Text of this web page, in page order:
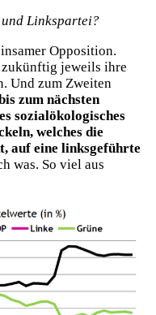
Linkspartei?
Opposition.
zukünftig jeweils ihre
Und zum Zweiten
zum nächsten
sozialökologisches
welches die
auf eine linksgeführte
was. So viel aus